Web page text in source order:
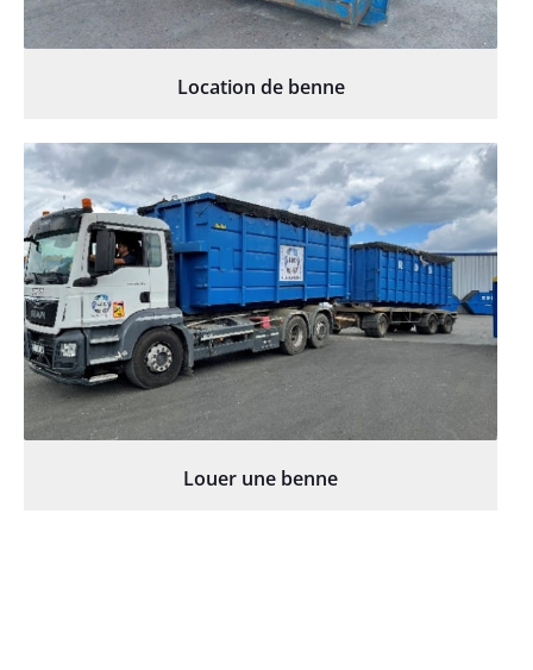
Location de benne
Louer une benne